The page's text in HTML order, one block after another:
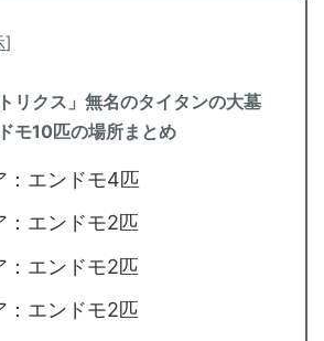
]
リクス」無名のタイタンの大墓
モ10匹の場所まとめ
：エンドモ4匹
：エンドモ2匹
：エンドモ2匹
：エンドモ2匹